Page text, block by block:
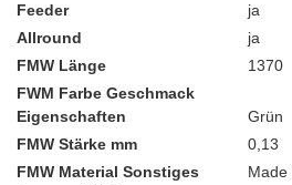
Feeder
ja
Allround
ja
FMW Länge
1370
FWM Farbe Geschmack
Eigenschaften
Grün
FMW Stärke mm
0,13
FMW Material Sonstiges
Made